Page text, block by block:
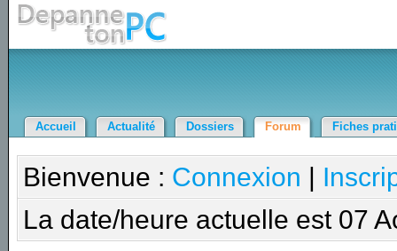
Accueil Actualité Dossiers Forum Fiches
Bienvenue : Connexion |
La date/heure actuelle est 07